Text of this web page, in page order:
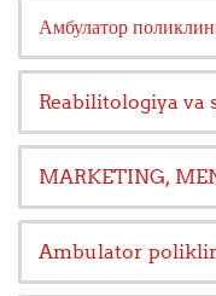
Амбулатор
Reabilitologiya va
MARKETING,
Ambulator